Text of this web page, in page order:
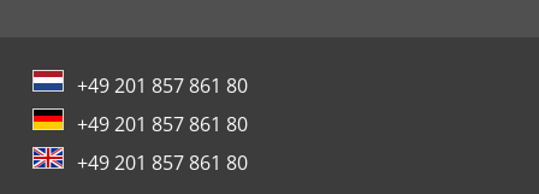
+49 201 857 861 80
+49 201 857 861 80
+49 201 857 861 80